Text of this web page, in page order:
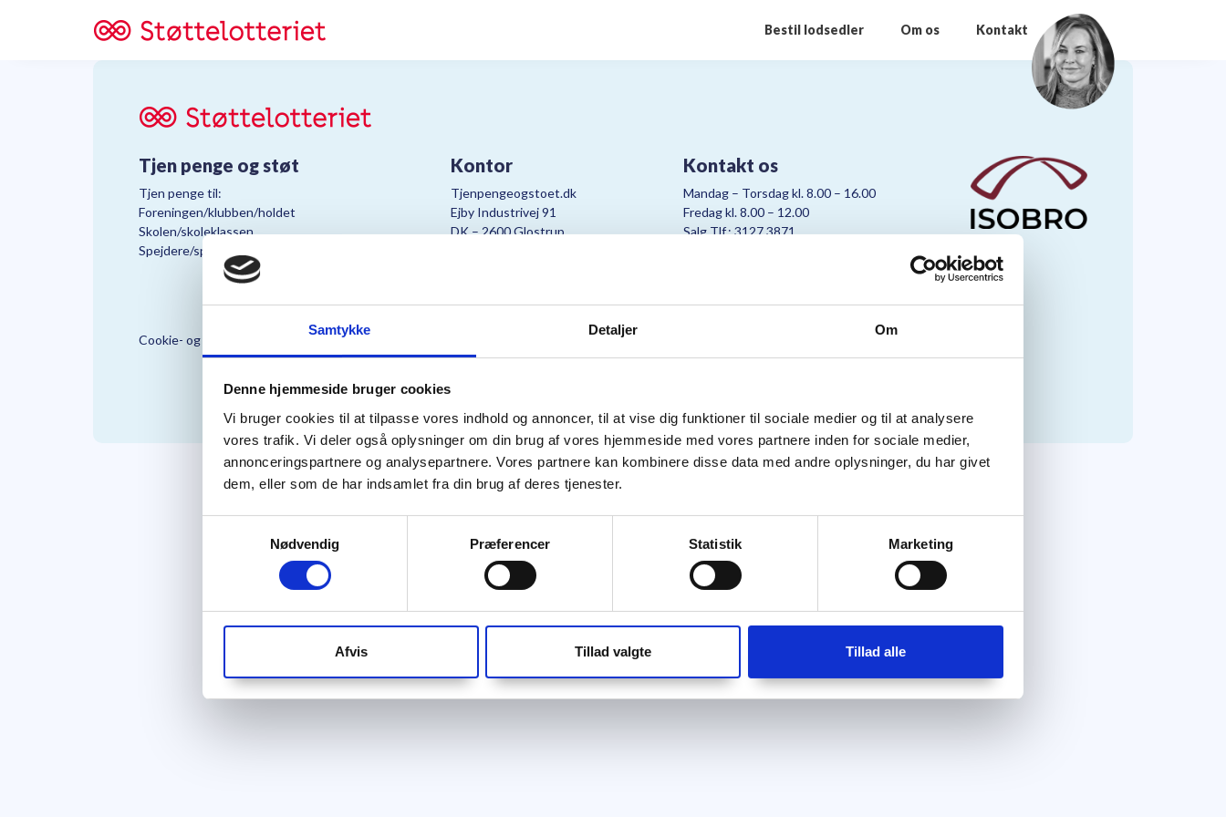
Samtykke Detaljer Om
Denne hjemmeside bruger cookies
Vi bruger cookies til at tilpasse vores indhold og annoncer, til at vise dig funktioner til sociale medier og til at analysere
vores trafik. Vi deler også oplysninger om din brug af vores hjemmeside med vores partnere inden for sociale medier,
annonceringspartnere og analysepartnere. Vores partnere kan kombinere disse data med andre oplysninger, du har givet
dem, eller som de har indsamlet fra din brug af deres tjenester.
Nødvendig
Præferencer Statistik Marketing
Afvis Tillad valgte Tillad alle
Bestil lodsedler Om os Kontakt
Tjen penge og støt
Tjen penge til:
Foreningen/klubben/holdet
Skolen/skoleklassen
Spejdere/spejdergruppen/FDF’ere, m.fl.
Kontor
Tjenpengeogstoet.dk
Ejby Industrivej 91
DK – 2600 Glostrup
Kontakt os
Mandag – Torsdag kl. 8.00 – 16.00
Fredag kl. 8.00 – 12.00
Salg Tlf.: 3127 3871
Cookie- og Persondatapolitik